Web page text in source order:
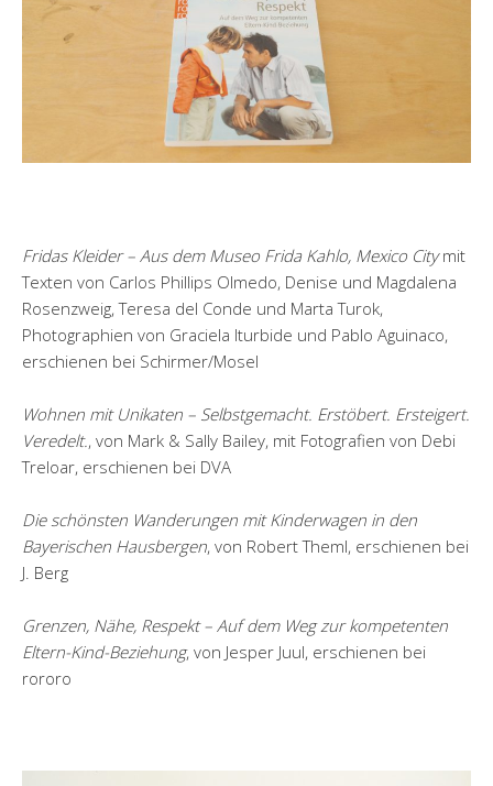
Fridas Kleider – Aus dem Museo Frida Kahlo, Mexico Citymit
Texten von Carlos Phillips Olmedo, Denise und Magdalena
Rosenzweig, Teresa del Conde und Marta Turok,
Photographien von Graciela Iturbide und Pablo Aguinaco,
erschienen bei Schirmer/Mosel
Wohnen mit Unikaten – Selbstgemacht. Erstöbert. Ersteigert.
Veredelt., von Mark & Sally Bailey, mit Fotografien von Debi
Treloar, erschienen bei DVA
Die schönsten Wanderungen mit Kinderwagen in den
Bayerischen Hausbergen, von Robert Theml, erschienen bei
J. Berg
Grenzen, Nähe, Respekt – Auf dem Weg zur kompetenten
Eltern-Kind-Beziehung, von Jesper Juul, erschienen bei
rororo